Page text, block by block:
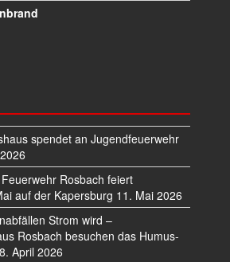
spendet an Jugendfeuerwehr
Rosbach feiert
auf der Kapersburg 11. Mai 2026
Strom wird –
Rosbach besuchen das Humus-
April 2026